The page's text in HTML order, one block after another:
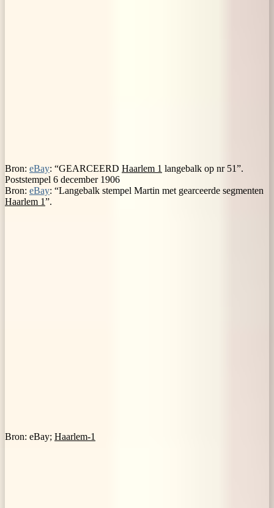
Bron: eBay: “GEARCEERD Haarlem 1 langebalk op nr 51”.
Poststempel 6 december 1906
Bron: eBay: “Langebalk stempel Martin met gearceerde segmenten
Haarlem 1”.
Bron: eBay; Haarlem-1